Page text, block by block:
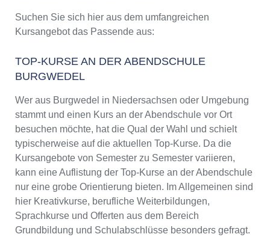
Suchen Sie sich hier aus dem umfangreichen
Kursangebot das Passende aus:
TOP-KURSE AN DER ABENDSCHULE
BURGWEDEL
Wer aus Burgwedel in Niedersachsen oder Umgebung
stammt und einen Kurs an der Abendschule vor Ort
besuchen möchte, hat die Qual der Wahl und schielt
typischerweise auf die aktuellen Top-Kurse. Da die
Kursangebote von Semester zu Semester variieren,
kann eine Auflistung der Top-Kurse an der Abendschule
nur eine grobe Orientierung bieten. Im Allgemeinen sind
hier Kreativkurse, berufliche Weiterbildungen,
Sprachkurse und Offerten aus dem Bereich
Grundbildung und Schulabschlüsse besonders gefragt.